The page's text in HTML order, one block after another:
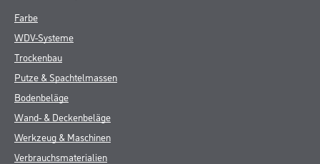
Farbe
WDV-Systeme
Trockenbau
Putze & Spachtelmassen
Bodenbeläge
Wand- & Deckenbeläge
Werkzeug & Maschinen
Verbrauchsmaterialien